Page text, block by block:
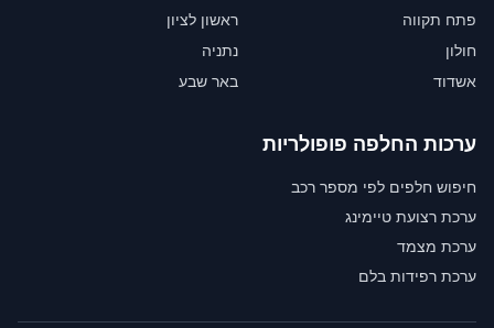
פתח תקווה
ראשון לציון
חולון
נתניה
אשדוד
באר שבע
ערכות החלפה פופולריות
חיפוש חלפים לפי מספר רכב
ערכת רצועת טיימינג
ערכת מצמד
ערכת רפידות בלם